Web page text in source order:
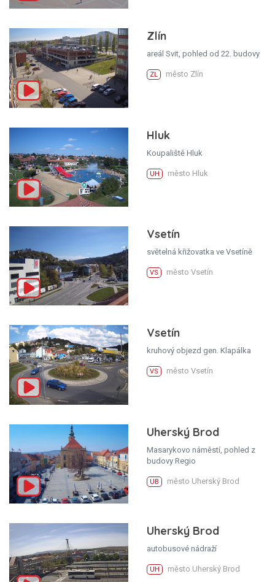
Zlín
areál Svit, pohled od 22. budovy
ZL město Zlín
Hluk
Koupaliště Hluk
UH město Hluk
Vsetín
světelná křižovatka ve Vsetíně
VS město Vsetín
Vsetín
kruhový objezd gen. Klapálka
VS město Vsetín
Uherský Brod
Masarykovo náměstí, pohled z
budovy Regio
UB město Uherský Brod
Uherský Brod
autobusové nádraží
UH město Uherský Brod